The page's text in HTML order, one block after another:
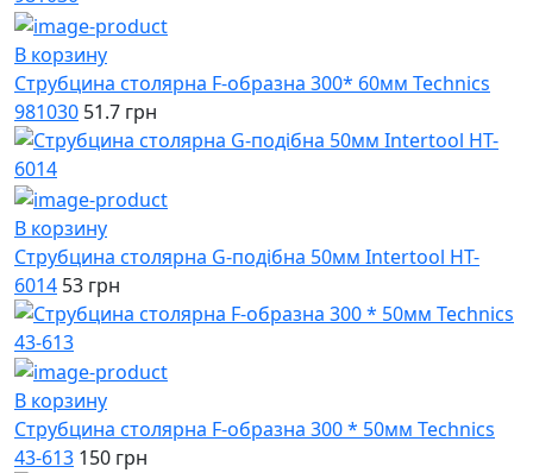
В корзину
Струбцина столярна F-образна 300* 60мм Technics
981030 51.7 грн
В корзину
Струбцина столярна G-подібна 50мм Intertool HT-
6014 53 грн
В корзину
Струбцина столярна F-образна 300 * 50мм Technics
43-613 150 грн